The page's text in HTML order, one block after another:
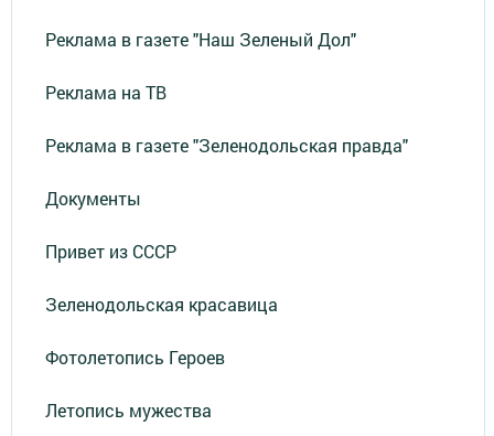
Реклама в газете "Наш Зеленый Дол"
Реклама на ТВ
Реклама в газете "Зеленодольская правда"
Документы
Привет из СССР
Зеленодольская красавица
Фотолетопись Героев
Летопись мужества